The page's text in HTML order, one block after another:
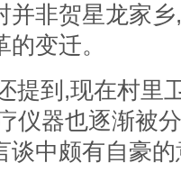
并非贺星龙家
变迁。
提到,现在村里
仪器也逐渐被
谈中颇有自豪